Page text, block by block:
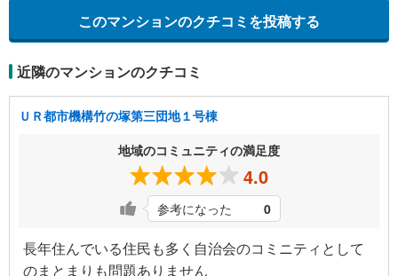
このマンションのクチコミを投稿する
近隣のマンションのクチコミ
ＵＲ都市機構竹の塚第三団地１号棟
地域のコミュニティの満足度
4.0
参考になった 0
長年住んでいる住民も多く自治会のコミニティとして
のまとまりも問題ありません